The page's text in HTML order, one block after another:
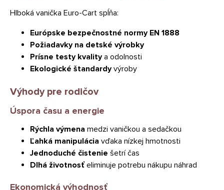
Hlboká vanička Euro-Cart spĺňa:
Európske bezpečnostné normy EN 1888
Požiadavky na detské výrobky
Prísne testy kvality a odolnosti
Ekologické štandardy výroby
Výhody pre rodičov
Úspora času a energie
Rýchla výmena medzi vaničkou a sedačkou
Ľahká manipulácia vďaka nízkej hmotnosti
Jednoduché čistenie šetrí čas
Dlhá životnosť eliminuje potrebu nákupu náhrad
Ekonomická výhodnosť